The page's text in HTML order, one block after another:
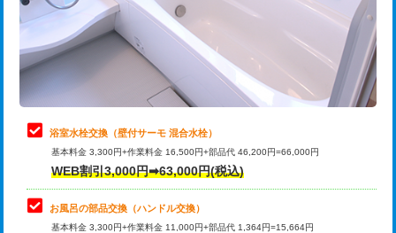
桝清掃 8,800円
止水・漏水調査・防水処理・清掃・修
理・調整・分解・加工など（軽作業）
止水・漏水調査・防水処理・清掃・修
理・調整・分解・加工など（中作業）
22,000円
止水・漏水調査・防水処理・清掃・修
理・調整・分解・加工など（重作業）
33,000円
トイレタンク脱着
浴室水栓交換（壁付サーモ 混合水栓）
基本料金 3,300円+作業料金 16,500円+部品代 46,200円=66,000円
WEB割引3,000円➡63,000円(税込)
お風呂の部品交換（ハンドル交換）
基本料金 3,300円+作業料金 11,000円+部品代 1,364円=15,664円